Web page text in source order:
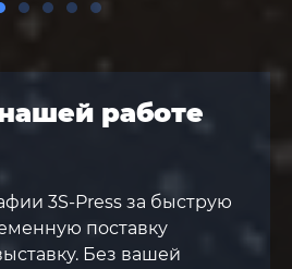
работе
3S-Press за быструю
поставку
Без вашей